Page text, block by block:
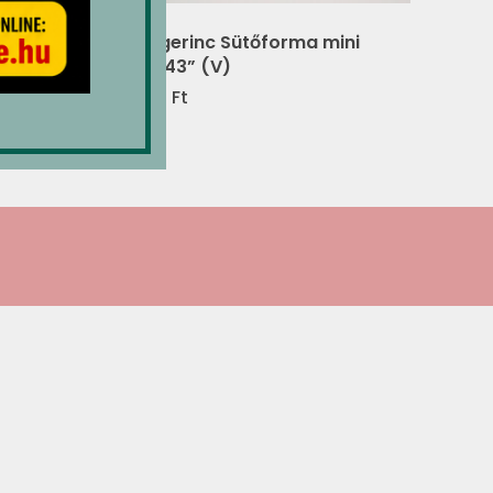
Őzgerinc Sütőforma mini
„5743” (V)
Ft